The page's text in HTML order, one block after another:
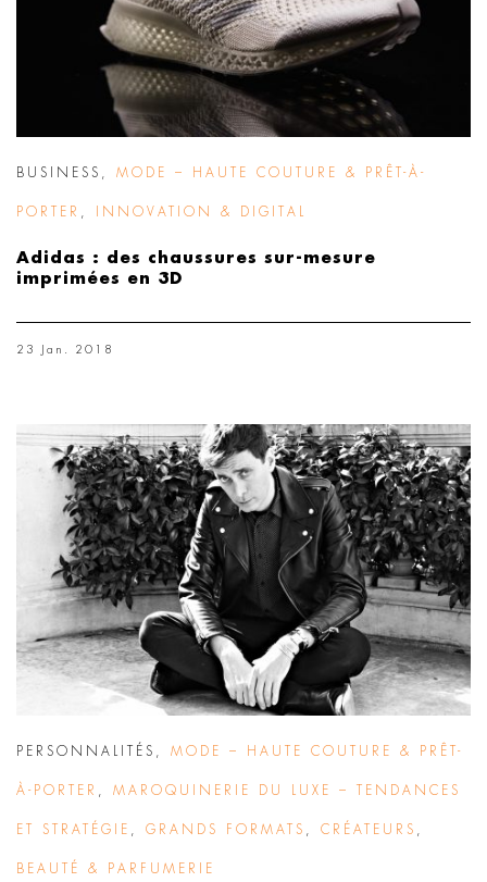
BUSINESS MODE – HAUTE COUTURE & PRÊT-À-
PORTER INNOVATION & DIGITAL
Adidas : des chaussures sur-mesure
imprimées en 3D
23 Jan. 2018
PERSONNALITÉS MODE – HAUTE COUTURE & PRÊT-
À-PORTER MAROQUINERIE DU LUXE – TENDANCES
ET STRATÉGIE GRANDS FORMATS CRÉATEURS
BEAUTÉ & PARFUMERIE